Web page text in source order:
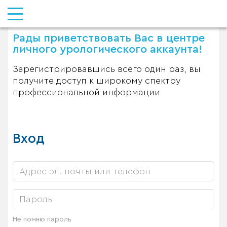
Рады приветствовать Вас в центре
личного урологического аккаунта!
Зарегистрировавшись всего один раз, вы
получите доступ к широкому спектру
профессиональной информации
Вход
Не помню пароль